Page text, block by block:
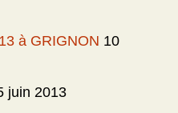
à GRIGNON 10
juin 2013